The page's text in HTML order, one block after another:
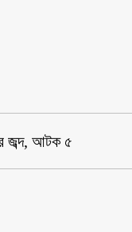
জব্দ, আটক ৫